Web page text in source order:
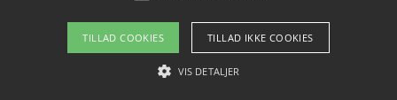
Copyright 2026 - Pilanto Aps
Om / kontakt
TILLAD COOKIES TILLAD IKKE COOKIES
VIS DETALJER